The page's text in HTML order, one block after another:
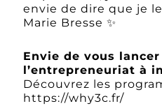
envie de dire que je
Marie Bresse ✨
Envie de vous
l’entrepreneuriat à
Découvrez les
https://why3c.fr/